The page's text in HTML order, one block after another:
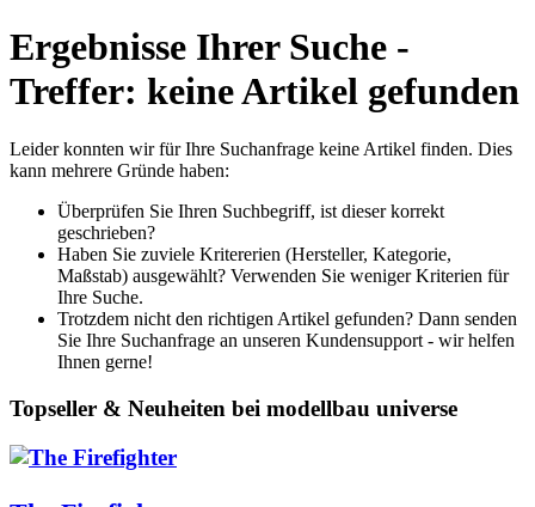
Ergebnisse Ihrer Suche -
Treffer: keine Artikel gefunden
Leider konnten wir für Ihre Suchanfrage keine Artikel finden. Dies
kann mehrere Gründe haben:
Überprüfen Sie Ihren Suchbegriff, ist dieser korrekt
geschrieben?
Haben Sie zuviele Kritererien (Hersteller, Kategorie,
Maßstab) ausgewählt? Verwenden Sie weniger Kriterien für
Ihre Suche.
Trotzdem nicht den richtigen Artikel gefunden? Dann senden
Sie Ihre Suchanfrage an unseren Kundensupport - wir helfen
Ihnen gerne!
Topseller & Neuheiten bei modellbau universe